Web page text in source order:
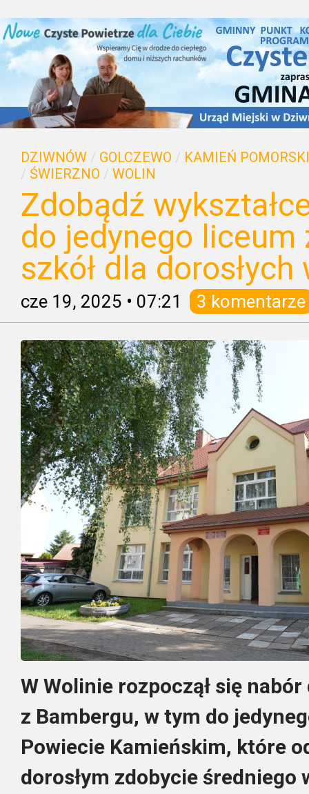
DZIWNÓW / GOLCZEWO / KAMIEŃ POMORSKI
/ ŚWIERZNO / WOLIN
Zdobądź
do jedynego liceum
szkół dla
cze 19, 2025 • 07:21 3 komentarze
W Wolinie rozpoczął się
z Bambergu, w tym do
Powiecie Kamieńskim, które
dorosłym zdobycie średniego